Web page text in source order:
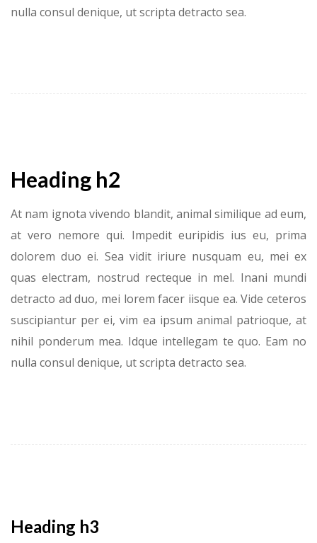
nulla consul denique, ut scripta detracto sea.
Heading h2
At nam ignota vivendo blandit, animal similique ad eum,
at vero nemore qui. Impedit euripidis ius eu, prima
dolorem duo ei. Sea vidit iriure nusquam eu, mei ex
quas electram, nostrud recteque in mel. Inani mundi
detracto ad duo, mei lorem facer iisque ea. Vide ceteros
suscipiantur per ei, vim ea ipsum animal patrioque, at
nihil ponderum mea. Idque intellegam te quo. Eam no
nulla consul denique, ut scripta detracto sea.
Heading h3